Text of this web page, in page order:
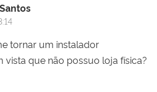
tornar um instalador
vista que não possuo loja física?